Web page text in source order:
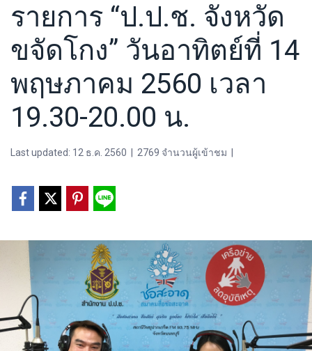
รายการ “ป.ป.ช. จังหวัด
ขจัดโกง” วันอาทิตย์ที่ 14
พฤษภาคม 2560 เวลา
19.30-20.00 น.
Last updated: 12 ธ.ค. 2560 2769 จำนวนผู้เข้าชม